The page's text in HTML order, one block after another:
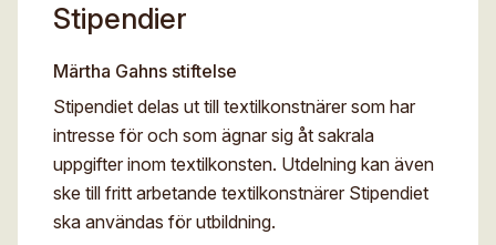
Stipendier
Märtha Gahns stiftelse
Stipendiet delas ut till textilkonstnärer som har
intresse för och som ägnar sig åt sakrala
uppgifter inom textilkonsten. Utdelning kan även
ske till fritt arbetande textilkonstnärer Stipendiet
ska användas för utbildning.